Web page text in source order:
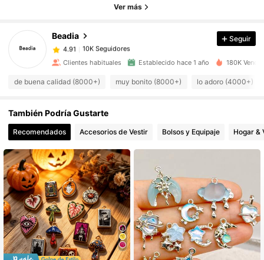
Ver más
Beadia
10K Seguidores
4.91 10K Seguidores
4.91 10K Seguidores
4.91
4.91 10K Seguidores
4.91 10K Seguidores
4.91 10K Seguidores
Seguir
Clientes habituales Establecido hace 1 año 180K
de buena calidad (8000+) muy bonito (8000+) lo adoro (4000+)
También Podría Gustarte
Recomendados Accesorios de Vestir Bolsos y Equipaje Hogar &